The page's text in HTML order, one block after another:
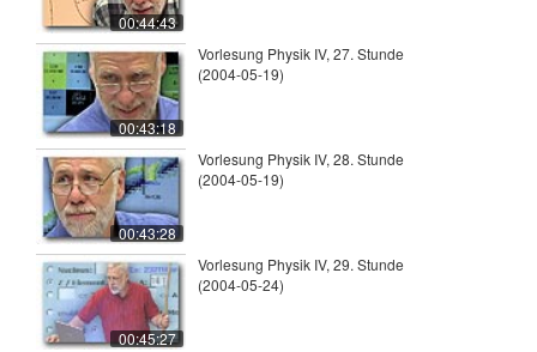
00:44:43
00:43:18
Vorlesung Physik IV, 27. Stunde
(2004-05-19)
00:43:28
Vorlesung Physik IV, 28. Stunde
(2004-05-19)
00:45:27
Vorlesung Physik IV, 29. Stunde
(2004-05-24)